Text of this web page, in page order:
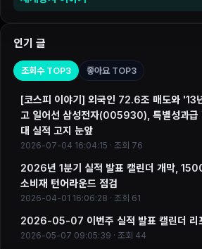
인기 글
조회수 TOP3 좋아요 TOP3
[코스피 이야기] 외국인 72.6조 매도와 '13
고 일어선 삼성전자(005930), 특별성과급
대 실적 고지 눈앞
2026-07-04 16:04:15 · 조회 76
2026년 1분기 실적 발표 캘린더 개막,
소비재 턴어라운드 점검
2026-04-01 16:06:28 · 조회 61
2026-05-07 이번주 실적 발표 캘린더 리
2026-05-07 09:05:39 · 조회 44